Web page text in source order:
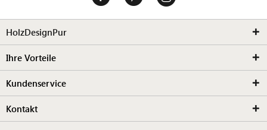
HolzDesignPur
Ihre Vorteile
Kundenservice
Kontakt